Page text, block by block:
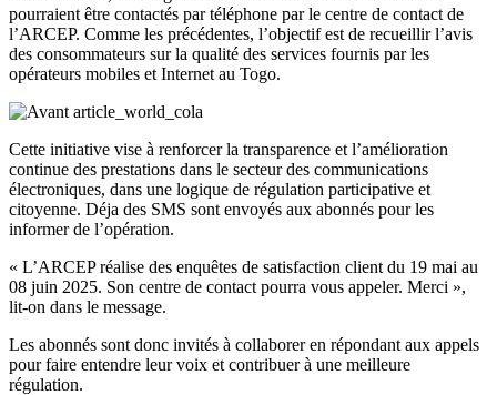
pourraient être contactés par téléphone par le centre de contact de
l’ARCEP. Comme les précédentes, l’objectif est de recueillir l’avis
des consommateurs sur la qualité des services fournis par les
opérateurs mobiles et Internet au Togo.
Cette initiative vise à renforcer la transparence et l’amélioration
continue des prestations dans le secteur des communications
électroniques, dans une logique de régulation participative et
citoyenne. Déja des SMS sont envoyés aux abonnés pour les
informer de l’opération.
« L’ARCEP réalise des enquêtes de satisfaction client du 19 mai au
08 juin 2025. Son centre de contact pourra vous appeler. Merci »,
lit-on dans le message.
Les abonnés sont donc invités à collaborer en répondant aux appels
pour faire entendre leur voix et contribuer à une meilleure
régulation.